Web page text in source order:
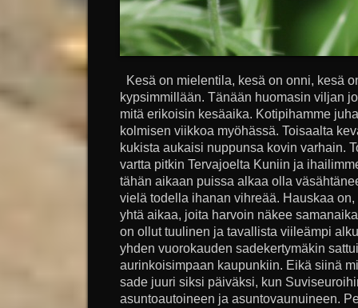
Kesä on mielentila, kesä on onni, kesä
kypsimmillään. Tänään huomasin viljan
mitä erikoisin kesäaika. Kotipihamme
kolmisen viikkoa myöhässä. Toisaalta
kukista aukaisi nuppunsa kovin varhain.
vartta pitkin Tervajoelta Kuniin ja
tähän aikaan puissa alkaa olla
vielä todella ihanan vihreää. Hauskaa
yhtä aikaa, joita harvoin näkee
on ollut tuulinen ja tavallista viileämpi
yhden vuorokauden sadekertymäkin
aurinkoisimpaan kaupunkiin. Eikä siinä
sade juuri siksi päiväksi, kun
asuntoautoineen ja asuntovaunuineen.